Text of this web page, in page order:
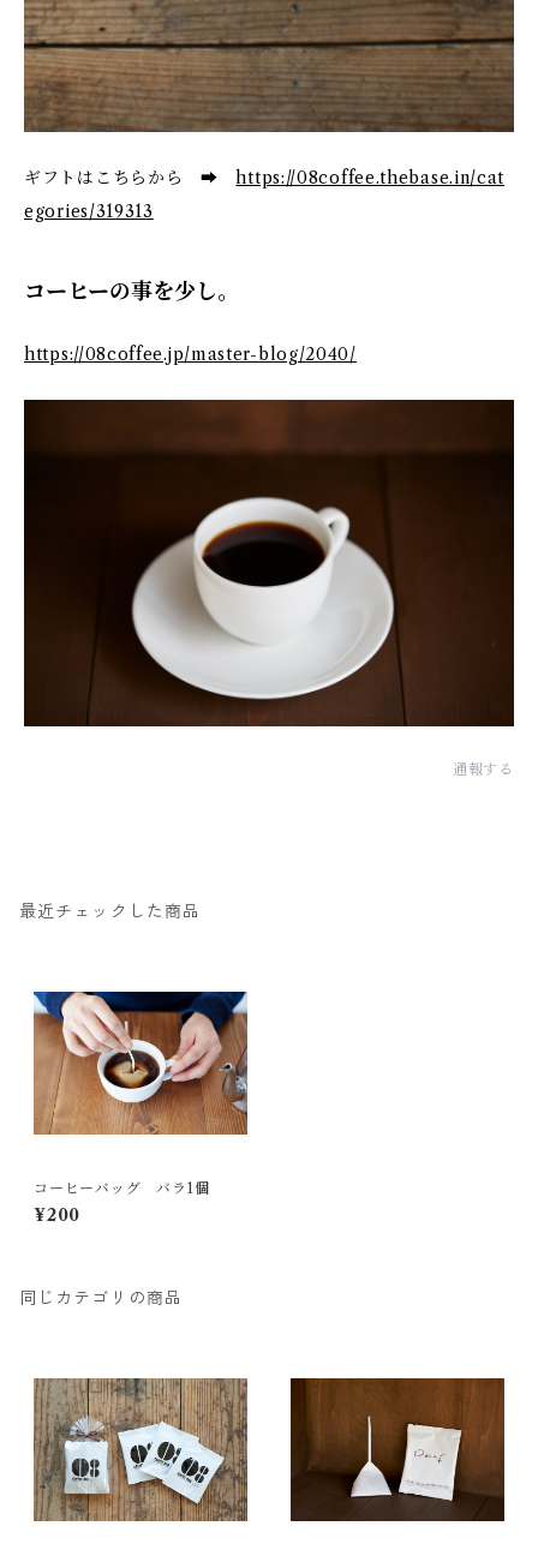
ギフトはこちらから ➡https://08coffee.thebase.in/cat
egories/319313
コーヒーの事を少し。
https://08coffee.jp/master-blog/2040/
通報する
最近チェックした商品
コーヒーバッグ バラ1個
¥200
同じカテゴリの商品